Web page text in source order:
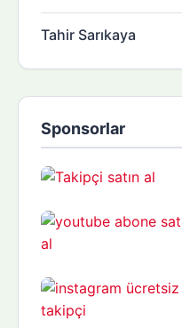
Tahir Sarıkaya
Sponsorlar